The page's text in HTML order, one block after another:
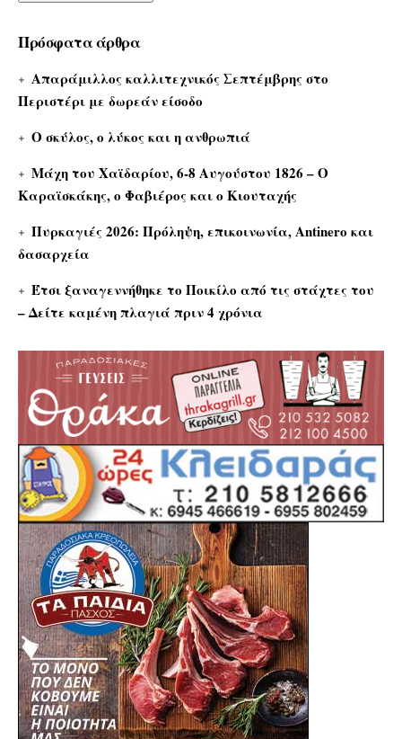
Πρόσφατα άρθρα
Απαράμιλλος καλλιτεχνικός Σεπτέμβρης στο
Περιστέρι με δωρεάν είσοδο
Ο σκύλος, ο λύκος και η ανθρωπιά
Μάχη του Χαϊδαρίου, 6-8 Αυγούστου 1826 – Ο
Καραϊσκάκης, ο Φαβιέρος και ο Κιουταχής
Πυρκαγιές 2026: Πρόληψη, επικοινωνία, Antinero και
δασαρχεία
Έτσι ξαναγεννήθηκε το Ποικίλο από τις στάχτες του
– Δείτε καμένη πλαγιά πριν 4 χρόνια